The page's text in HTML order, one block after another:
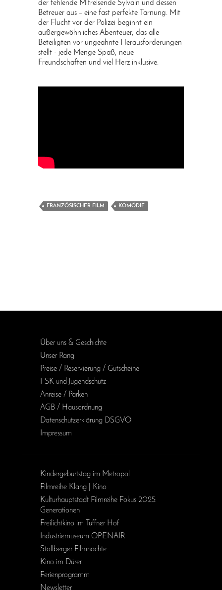
der fehlende Mitreisende Sylvain und dessen
Betreuer aus – eine fast perfekte Tarnung. Mit
der Flucht vor der Polizei beginnt ein
außergewöhnliches Abenteuer, das alle
Beteiligten vor ungeahnte Herausforderungen
stellt - jede Menge Spaß, neue
Freundschaften und viel Herz inklusive.
FRANZÖSISCHER FILM KOMÖDIE
Über uns & Geschichte
Unser Rang
Preise / Reservierung / Gutscheine
FSK und Jugendschutz
Anreise / Parken
AGB / Haus­ordnung
Daten­schutz­erklärung DSGVO
Impressum
Kinder­geburts­tag im Metropol
Filmreihe Klang | Kino
Kulturhauptstadt Filmreihe Fokus 2025:
Generationen
Freilichtkino im Tuffner Hof
Industriemuseum OPENAIR
Stollberger Filmnächte
Kino im Dürer
Ferienprogramm
Newsletter